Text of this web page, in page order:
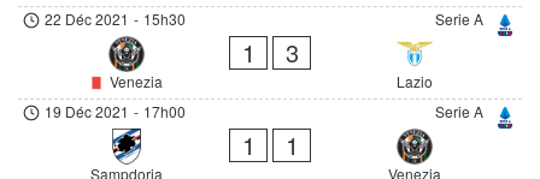
Serie A
22 Déc 2021 - 15h30
Venezia
1 3
Lazio
Serie A
19 Déc 2021 - 17h00
Sampdoria
1 1
Venezia